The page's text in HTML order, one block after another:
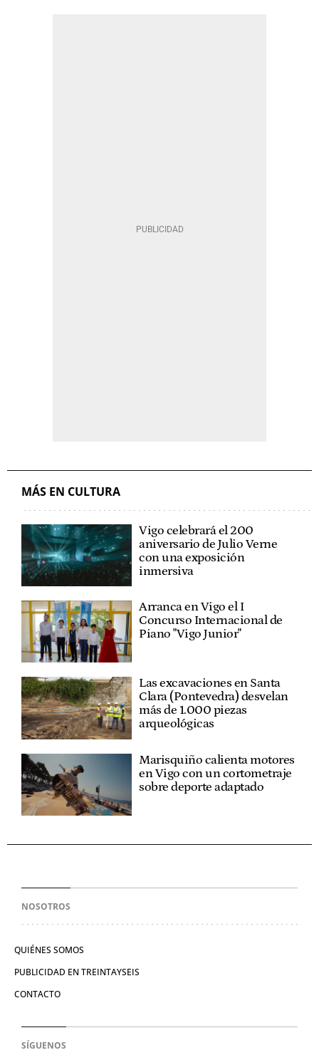
MÁS EN CULTURA
Vigo celebrará el 200
aniversario de Julio Verne
con una exposición
inmersiva
Arranca en Vigo el I
Concurso Internacional de
Piano "Vigo Junior"
Las excavaciones en Santa
Clara (Pontevedra) desvelan
más de 1.000 piezas
arqueológicas
Marisquiño calienta motores
en Vigo con un cortometraje
sobre deporte adaptado
NOSOTROS
QUIÉNES SOMOS
PUBLICIDAD EN TREINTAYSEIS
CONTACTO
SÍGUENOS